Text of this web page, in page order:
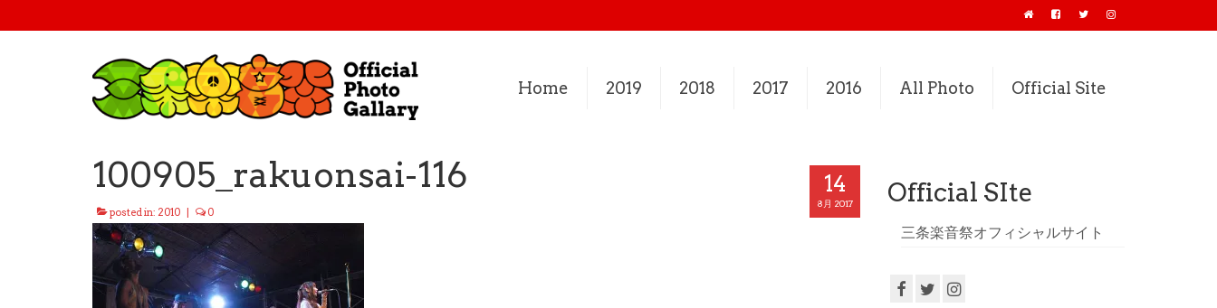
Home 2019 2018 2017 2016 All Photo Official Site
14
8月 2017
100905_rakuonsai-116
posted in: 2010 0
Official SIte
三条楽音祭オフィシャルサイト